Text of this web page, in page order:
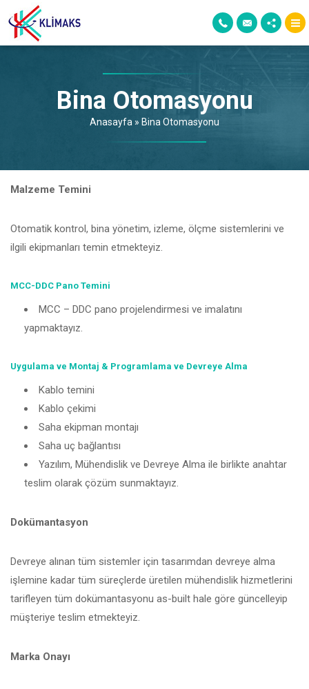
Bina Otomasyonu
Anasayfa » Bina Otomasyonu
Malzeme Temini
Otomatik kontrol, bina yönetim, izleme, ölçme sistemlerini ve
ilgili ekipmanları temin etmekteyiz.
MCC-DDC Pano Temini
MCC – DDC pano projelendirmesi ve imalatını
yapmaktayız.
Uygulama ve Montaj & Programlama ve Devreye Alma
Kablo temini
Kablo çekimi
Saha ekipman montajı
Saha uç bağlantısı
Yazılım, Mühendislik ve Devreye Alma ile birlikte anahtar
teslim olarak çözüm sunmaktayız.
Dokümantasyon
Devreye alınan tüm sistemler için tasarımdan devreye alma
işlemine kadar tüm süreçlerde üretilen mühendislik hizmetlerini
tarifleyen tüm dokümantasyonu as-built hale göre güncelleyip
müşteriye teslim etmekteyiz.
Marka Onayı